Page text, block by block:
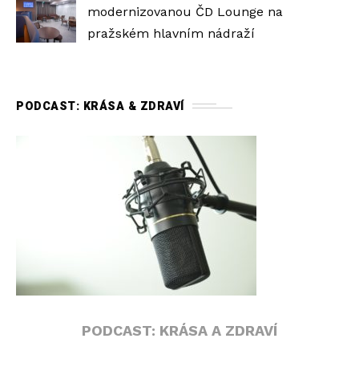
modernizovanou ČD Lounge na
pražském hlavním nádraží
PODCAST: KRÁSA & ZDRAVÍ
PODCAST: KRÁSA A ZDRAVÍ